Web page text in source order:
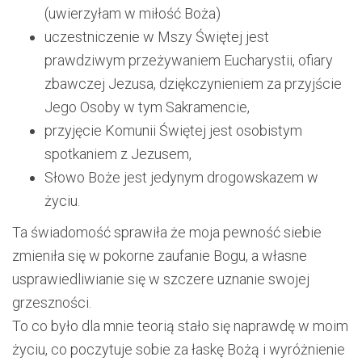
(uwierzyłam w miłość Boża)
uczestniczenie w Mszy Świętej jest
prawdziwym przeżywaniem Eucharystii, ofiary
zbawczej Jezusa, dziękczynieniem za przyjście
Jego Osoby w tym Sakramencie,
przyjęcie Komunii Świętej jest osobistym
spotkaniem z Jezusem,
Słowo Boże jest jedynym drogowskazem w
życiu.
Ta świadomość sprawiła że moja pewność siebie
zmieniła się w pokorne zaufanie Bogu, a własne
usprawiedliwianie się w szczere uznanie swojej
grzeszności.
To co było dla mnie teorią stało się naprawdę w moim
życiu, co poczytuje sobie za łaskę Bożą i wyróżnienie